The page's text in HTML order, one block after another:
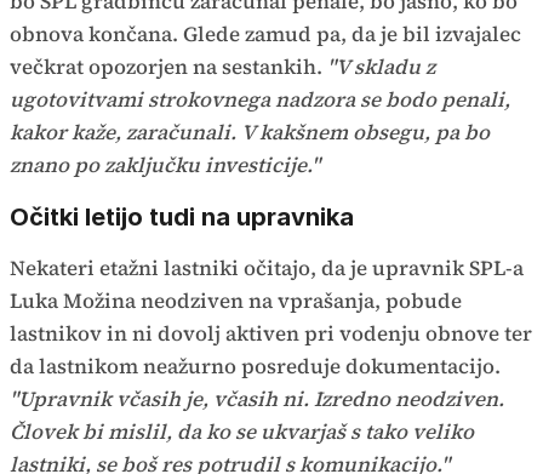
obnova končana. Glede zamud pa, da je bil izvajalec
večkrat opozorjen na sestankih. "V skladu z
ugotovitvami strokovnega nadzora se bodo penali,
kakor kaže, zaračunali. V kakšnem obsegu, pa bo
znano po zaključku investicije."
Očitki letijo tudi na upravnika
Nekateri etažni lastniki očitajo, da je upravnik SPL-a
Luka Možina neodziven na vprašanja, pobude
lastnikov in ni dovolj aktiven pri vodenju obnove ter
da lastnikom neažurno posreduje dokumentacijo.
"Upravnik včasih je, včasih ni. Izredno neodziven.
Človek bi mislil, da ko se ukvarjaš s tako veliko
lastniki, se boš res potrudil s komunikacijo."